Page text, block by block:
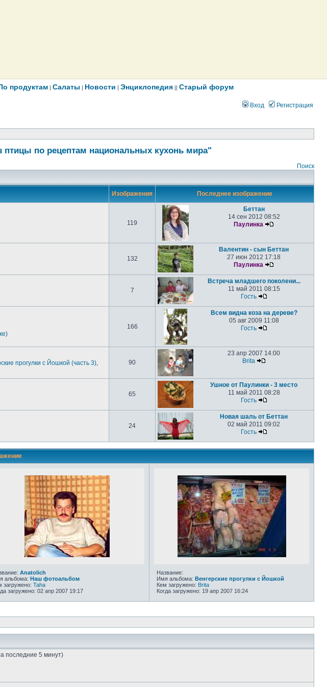
продуктам | Салаты | Новости | Энциклопедия || Старый форум
Вход Регистрация
по рецептам национальных кухонь мира"
Поиск
Изображения Последнее изображение
119
Беттан
14 сен 2012 08:52
Паулинка
132
Валентин - сын Беттан
27 июн 2012 17:18
Паулинка
7
Встреча младшего поколени...
11 май 2011 08:15
Гость
166
Всем видна коза на дереве?
05 авг 2009 11:08
Гость
прогулки с Йошкой (часть 3),
90
23 апр 2007 14:00
Brita
65
Ушное от Паулинки - 3 место
11 май 2011 08:28
Гость
24
Новая шаль от Беттан
02 май 2011 09:02
Гость
Anatolich
альбома: Наш фотоальбом
загружено: Taha
загружено: 02 апр 2007 19:17
Название:
Имя альбома: Венгерские прогулки с Йошкой
Кем загружено: Brita
Когда загружено: 19 апр 2007 16:24
последние 5 минут)